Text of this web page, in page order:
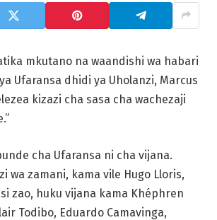
mkutano na waandishi wa habari
Ufaransa dhidi ya Uholanzi, Marcus
kizazi cha sasa cha wachezaji
cha Ufaransa ni cha vijana.
wa zamani, kama vile Hugo Lloris,
zao, huku vijana kama Khéphren
Todibo, Eduardo Camavinga,